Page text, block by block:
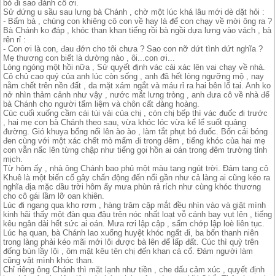
bỏ đi sao đành cô ơi.
Sử đứng u sầu sau lưng bà Chánh , chờ một lúc khá lâu mới dè dặt hỏi :
- Bẩm bà , chúng con khiêng cô con về hay là để con chạy về mời ông ra ?
Bà Chánh ko đáp , khóc than khan tiếng rồi bà ngồi dựa lưng vào vách , bà
rên rỉ :
- Con ơi là con, đau đớn cho tôi chưa ? Sao con nỡ dứt tình dứt nghĩa ?
Mẹ thương con biết là dường nào , ôi...con ơi...
Lóng ngóng một hồi nữa , Sử quyết định vác cái xác lên vai chạy về nhà.
Cô chủ cao quý của anh lúc còn sống , anh đã hết lòng ngưỡng mộ , nay
nằm chết trên nền đất , da mặt xám ngắt và máu rỉ ra hai bên lổ tai. Anh ko
nở nhìn thảm cảnh như vậy , nước mắt lưng tròng , anh đưa cô về nhà để
bà Chánh cho người tẩm liệm và chôn cất đàng hoàng.
Cúc cuối xuống cầm cái túi vải của chị , còn chị bếp thì vác đuốc đi trước
, hai mẹ con bà Chánh theo sau, vừa khóc lóc vừa kể lể suốt quảng
đường. Gió khuya bổng nổi lên ào ào , làm tắt phụt bó đuốc. Bốn cái bóng
đen cùng với một xác chết mò mẩm đi trong đêm , tiếng khóc của hai mẹ
con vẫn nấc lên từng chập như tiếng gọi hồn ai oán trong đêm trường tỉnh
mịch.
Từ hôm ấy , nhà ông Chánh bao phủ một màu tang ngút trời. Đám tang cô
Khuê là một biến cố gây chấn động đến nổi gần như cả làng ai cũng kéo ra
nghĩa địa mặc dầu trời hôm ấy mưa phùn rả rích như cùng khóc thương
cho cô gái lầm lỡ oan khiên.
Lúc đi ngang qua kho rơm , hàng trăm cặp mắt đều nhìn vào và giật mình
kinh hãi thấy một đàn quạ đậu trên nóc nhất loạt vỗ cánh bay vụt lên , tiếng
kêu ngân dài hết sức ai oán. Mưa rơi lập cập , sấm chớp lập loè liên tục.
Lúc hạ quan, bà Chánh lao xuống huyệt khóc ngất đi, ba bốn thanh niên
trong làng phải kéo mãi mới lôi được bà lên để lấp đất. Cúc thì quỳ trên
đống bùn lầy lội , ôm mặt kêu tên chị đến khan cả cổ. Đám người làm
cũng vật mình khóc than.
Chỉ riêng ông Chánh thì mặt lạnh như tiền , che dấu cảm xúc , quyết định